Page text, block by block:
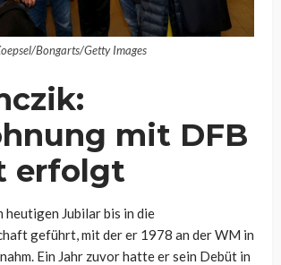
Bongarts/Getty Images
mit DFB
erfolgt
heutigen Jubilar bis in die
geführt, mit der er 1978 an der WM in
Ein Jahr zuvor hatte er sein Debüt in